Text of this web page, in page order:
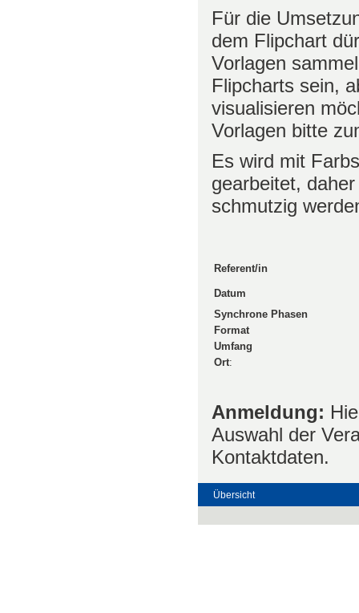
Für die
dem Flipchart
Vorlagen
Flipcharts sein,
visualisieren
Vorlagen bitte
Es wird mit
gearbeitet,
schmutzig
Referent/in
Datum
Synchrone Phasen
Format
Umfang
Ort:
Anmeldung:
Auswahl der
Kontaktdaten.
Übersicht